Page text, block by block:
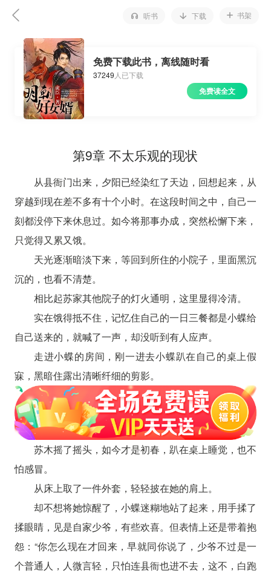
听书 下载 书架
免费下载此书，离线随时看
37249 人已下载
免费读全文
第9章 不太乐观的现状
从县衙门出来，夕阳已经染红了天边，回想起来，从
穿越到现在差不多有十个小时。在这段时间之中，自己一
刻都没停下来休息过。如今将那事办成，突然松懈下来，
只觉得又累又饿。
天光逐渐暗淡下来，等回到所住的小院子，里面黑沉
沉的，也看不清楚。
相比起苏家其他院子的灯火通明，这里显得冷清。
实在饿得抵不住，记忆住自己的一日三餐都是小蝶给
自己送来的，就喊了一声，却没听到有人应声。
走进小蝶的房间，刚一进去小蝶趴在自己的桌上假
寐，黑暗住露出清晰纤细的剪影。
苏木摇了摇头，如今才是初春，趴在桌上睡觉，也不
怕感冒。
从床上取了一件外套，轻轻披在她的肩上。
却不想将她惊醒了，小蝶迷糊地站了起来，用手揉了
揉眼睛，见是自家少爷，有些欢喜。但表情上还是带着抱
怨：“你怎么现在才回来，早就同你说了，少爷不过是一
个普通人，人微言轻，只怕连县衙也进不去，这不，白跑